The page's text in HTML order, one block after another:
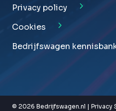
Privacy policy
Cookies
Bedrijfswagen
© 2026 Bedrijfswagen.nl | Privacy